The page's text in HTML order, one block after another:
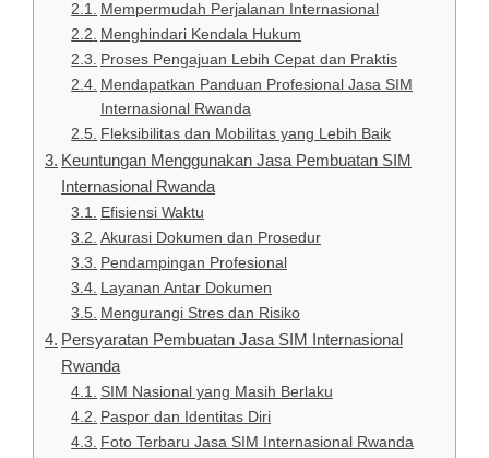
Mempermudah Perjalanan Internasional
Menghindari Kendala Hukum
Proses Pengajuan Lebih Cepat dan Praktis
Mendapatkan Panduan Profesional Jasa SIM
Internasional Rwanda
Fleksibilitas dan Mobilitas yang Lebih Baik
Keuntungan Menggunakan Jasa Pembuatan SIM
Internasional Rwanda
Efisiensi Waktu
Akurasi Dokumen dan Prosedur
Pendampingan Profesional
Layanan Antar Dokumen
Mengurangi Stres dan Risiko
Persyaratan Pembuatan Jasa SIM Internasional
Rwanda
SIM Nasional yang Masih Berlaku
Paspor dan Identitas Diri
Foto Terbaru Jasa SIM Internasional Rwanda